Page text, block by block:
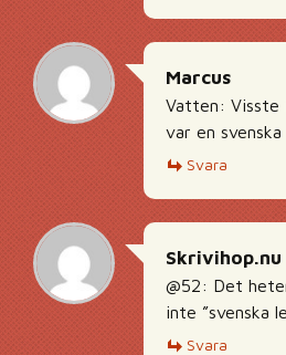
Marcus
Vatten: Visste
var en svenska
Svara
Skrivihop.nu
@52: Det
inte ”svenska
Svara